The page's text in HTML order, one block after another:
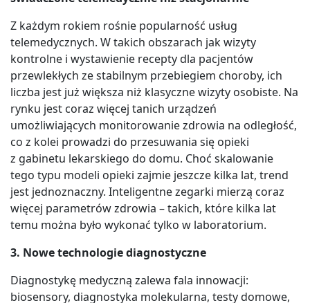
Z każdym rokiem rośnie popularność usług
telemedycznych. W takich obszarach jak wizyty
kontrolne i wystawienie recepty dla pacjentów
przewlekłych ze stabilnym przebiegiem choroby, ich
liczba jest już większa niż klasyczne wizyty osobiste. Na
rynku jest coraz więcej tanich urządzeń
umożliwiających monitorowanie zdrowia na odległość,
co z kolei prowadzi do przesuwania się opieki
z gabinetu lekarskiego do domu. Choć skalowanie
tego typu modeli opieki zajmie jeszcze kilka lat, trend
jest jednoznaczny. Inteligentne zegarki mierzą coraz
więcej parametrów zdrowia – takich, które kilka lat
temu można było wykonać tylko w laboratorium.
3. Nowe technologie diagnostyczne
Diagnostykę medyczną zalewa fala innowacji:
biosensory, diagnostyka molekularna, testy domowe,